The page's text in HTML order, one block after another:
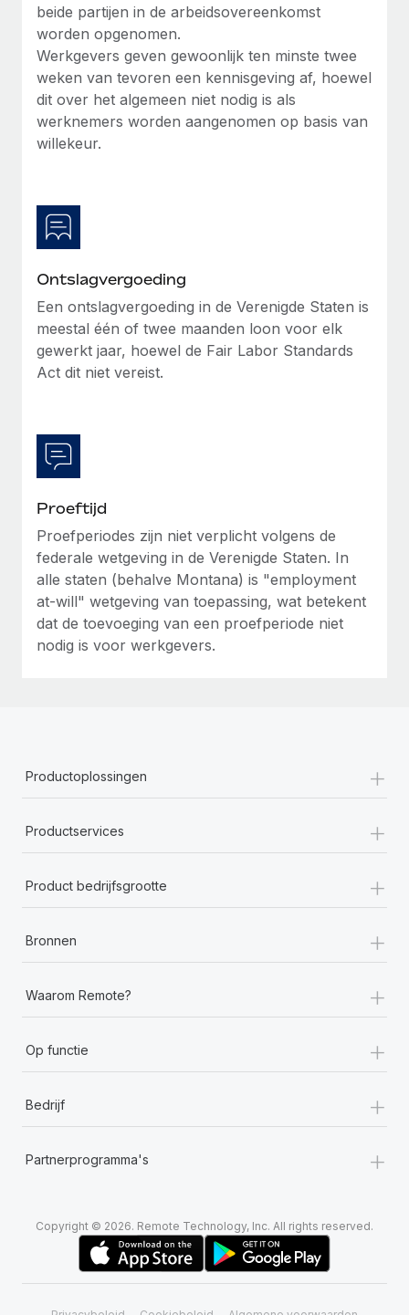
beide partijen in de arbeidsovereenkomst
worden opgenomen.
Werkgevers geven gewoonlijk ten minste twee
weken van tevoren een kennisgeving af, hoewel
dit over het algemeen niet nodig is als
werknemers worden aangenomen op basis van
willekeur.
Ontslagvergoeding
Een ontslagvergoeding in de Verenigde Staten is
meestal één of twee maanden loon voor elk
gewerkt jaar, hoewel de Fair Labor Standards
Act dit niet vereist.
Proeftijd
Proefperiodes zijn niet verplicht volgens de
federale wetgeving in de Verenigde Staten. In
alle staten (behalve Montana) is "employment
at-will" wetgeving van toepassing, wat betekent
dat de toevoeging van een proefperiode niet
nodig is voor werkgevers.
Productoplossingen +
Productservices +
Product bedrijfsgrootte +
Bronnen +
Waarom Remote? +
Op functie +
Bedrijf +
Partnerprogramma's +
Copyright © 2026. Remote Technology, Inc. All rights reserved.